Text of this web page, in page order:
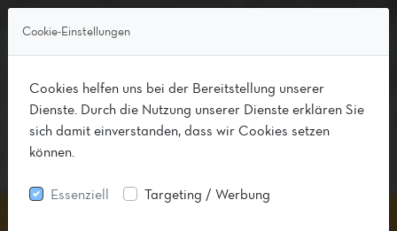
Cookie-Einstellungen
Cookies helfen uns bei der Bereitstellung unserer
Dienste. Durch die Nutzung unserer Dienste erklären Sie
sich damit einverstanden, dass wir Cookies setzen
können.
Essenziell Targeting / Werbung